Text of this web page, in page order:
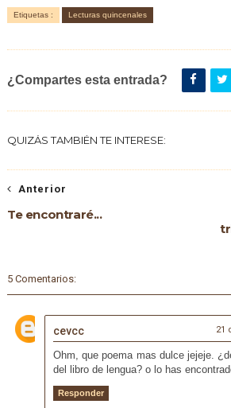
Etiquetas : Lecturas quincenales
¿Compartes esta entrada?
QUIZÁS TAMBIÉN TE INTERESE:
Anterior
Te encontraré...
5 Comentarios:
cevcc 21
Ohm, que poema mas dulce jejeje.
del libro de lengua? o lo has
Responder